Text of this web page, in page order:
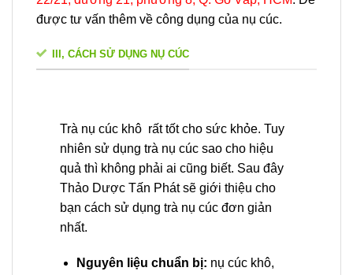
được tư vấn thêm về công dụng của nụ cúc.
III, CÁCH SỬ DỤNG NỤ CÚC
Trà nụ cúc khô rất tốt cho sức khỏe. Tuy
nhiên sử dụng trà nụ cúc sao cho hiệu
quả thì không phải ai cũng biết. Sau đây
Thảo Dược Tấn Phát sẽ giới thiệu cho
bạn cách sử dụng trà nụ cúc đơn giản
nhất.
Nguyên liệu chuẩn bị: nụ cúc khô,